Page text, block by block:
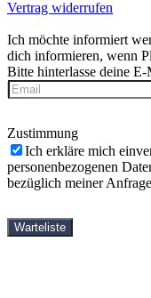
Vertrag widerrufen
Ich möchte informiert
dich informieren, wenn
Bitte hinterlasse deine
Zustimmung
Ich erkläre mich
personenbezogenen
bezüglich meiner
Warteliste